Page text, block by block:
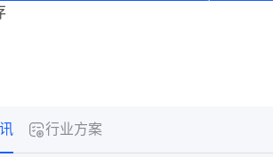
行业方案